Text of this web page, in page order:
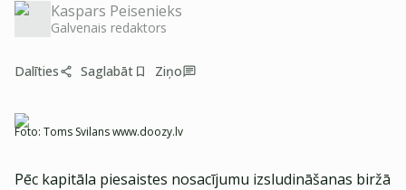
Kaspars Peisenieks
Galvenais redaktors
Dalīties Saglabāt Ziņo
Foto: Toms Svilans www.doozy.lv
Pēc kapitāla piesaistes nosacījumu izsludināšanas biržā